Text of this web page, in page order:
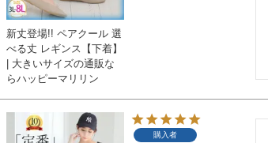
新丈登場!! ペアクール 選
べる丈 レギンス【下着】
| 大きいサイズの通販な
らハッピーマリリン
購入者